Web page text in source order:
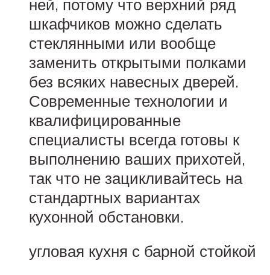
ней, потому что верхний ряд
шкафчиков можно сделать
стеклянными или вообще
заменить открытыми полками
без всяких навесных дверей.
Современные технологии и
квалифицированные
специалисты всегда готовы к
выполнению ваших прихотей,
так что не зацикливайтесь на
стандартных вариантах
кухонной обстановки.
угловая кухня с барной стойкой